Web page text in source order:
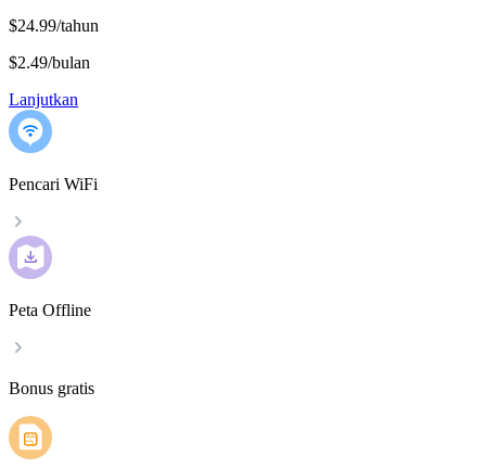
$24.99/tahun
$2.49/bulan
Lanjutkan
Pencari WiFi
Peta Offline
Bonus gratis